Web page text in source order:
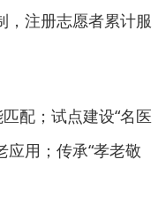
，注册志愿者累计服
配；试点建设“名医
用；传承“孝老敬